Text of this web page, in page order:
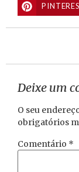
Deixe um
O seu
obrigatórios
Comentário *